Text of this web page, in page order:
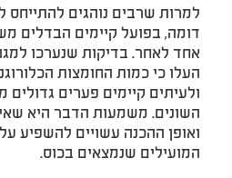
למרות שרבים נוהגים להתייחס
דומה, בפועל קיימים הבדלים
אחד לאחר. בדיקות שנערכו
העלו כי כמות החומצות
ולעיתים קיימים פערים גדולים
השונים. משמעות הדבר היא
ואופן ההכנה עשויים להשפיע
המועילים שנמצאים בכוס.